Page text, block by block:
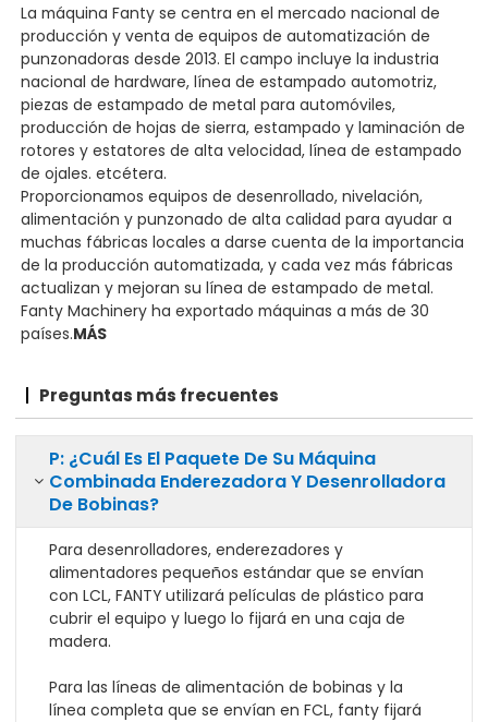
La máquina Fanty se centra en el mercado nacional de
producción y venta de equipos de automatización de
punzonadoras desde 2013. El campo incluye la industria
nacional de hardware, línea de estampado automotriz,
piezas de estampado de metal para automóviles,
producción de hojas de sierra, estampado y laminación de
rotores y estatores de alta velocidad, línea de estampado
de ojales. etcétera.
Proporcionamos equipos de desenrollado, nivelación,
alimentación y punzonado de alta calidad para ayudar a
muchas fábricas locales a darse cuenta de la importancia
de la producción automatizada, y cada vez más fábricas
actualizan y mejoran su línea de estampado de metal.
Fanty Machinery ha exportado máquinas a más de 30
países.MÁS
Preguntas más frecuentes
P: ¿Cuál Es El Paquete De Su Máquina
Combinada Enderezadora Y Desenrolladora
De Bobinas?
Para desenrolladores, enderezadores y
alimentadores pequeños estándar que se envían
con LCL, FANTY utilizará películas de plástico para
cubrir el equipo y luego lo fijará en una caja de
madera.
Para las líneas de alimentación de bobinas y la
línea completa que se envían en FCL, fanty fijará